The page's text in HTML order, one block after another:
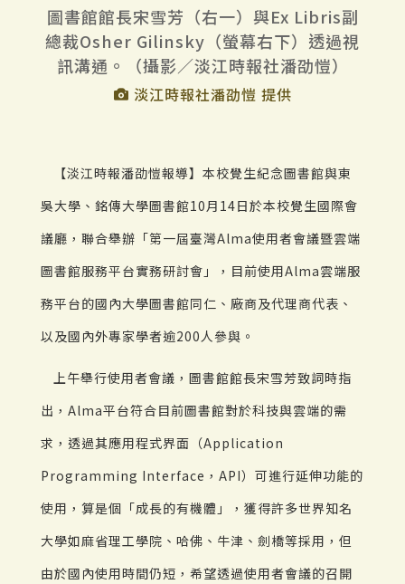
圖書館館長宋雪芳（右一）與Ex Libris副
總裁Osher Gilinsky（螢幕右下）透過視
訊溝通。（攝影／淡江時報社潘劭愷）
淡江時報社潘劭愷 提供
【淡江時報潘劭愷報導】本校覺生紀念圖書館與東
吳大學、銘傳大學圖書館10月14日於本校覺生國際會
議廳，聯合舉辦「第一屆臺灣Alma使用者會議暨雲端
圖書館服務平台實務研討會」，目前使用Alma雲端服
務平台的國內大學圖書館同仁、廠商及代理商代表、
以及國內外專家學者逾200人參與。
上午舉行使用者會議，圖書館館長宋雪芳致詞時指
出，Alma平台符合目前圖書館對於科技與雲端的需
求，透過其應用程式界面（Application
Programming Interface，API）可進行延伸功能的
使用，算是個「成長的有機體」，獲得許多世界知名
大學如麻省理工學院、哈佛、牛津、劍橋等採用，但
由於國內使用時間仍短，希望透過使用者會議的召開